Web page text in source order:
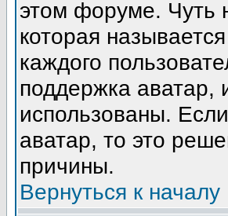
этом форуме. Чуть
которая
каждого
поддержка аватар,
использованы.
аватар, то это
причины.
Вернуться к началу